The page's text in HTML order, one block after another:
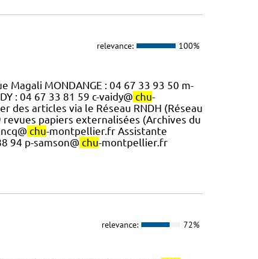
relevance: 100%
MONDANGE : 04 67 33 93 50 m-
: 04 67 33 81 59 c-vaidy@ chu-
des articles via le Réseau RNDH (Réseau
papiers externalisées (Archives du
chu-montpellier.fr Assistante
94 p-samson@ chu-montpellier.fr
relevance: 72%